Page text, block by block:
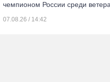
чемпионом России среди
07.08.26 / 14:42